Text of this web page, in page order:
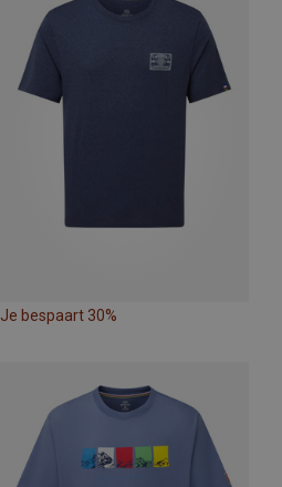
Je bespaart 30%